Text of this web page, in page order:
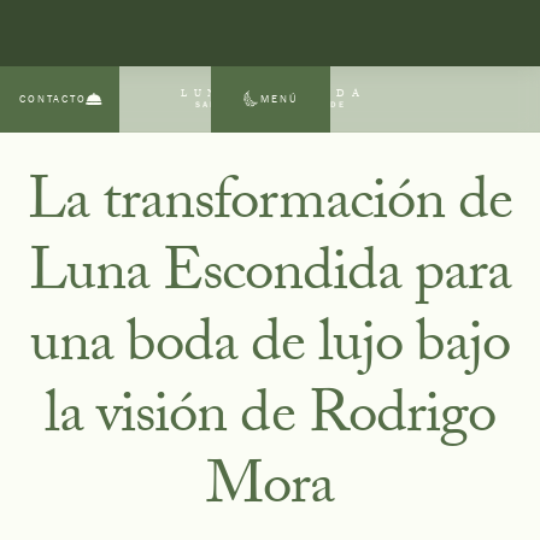
LUNA ESCONDIDA
SAN MIGUEL DE ALLENDE
MENÚ
CONTACTO
La transformación de
Luna Escondida para
una boda de lujo bajo
la visión de Rodrigo
Mora